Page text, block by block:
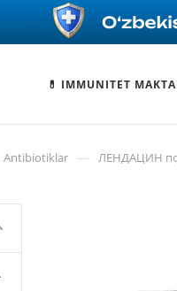
💊 IMMUNITET
Antibiotiklar — ЛЕНДАЦИН